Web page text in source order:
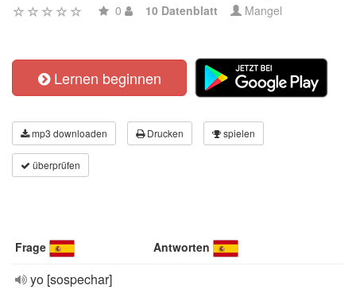
0 10 Datenblatt Mangel
Lernen beginnen
mp3 downloaden Drucken spielen
überprüfen
Frage Antworten
yo [sospechar]